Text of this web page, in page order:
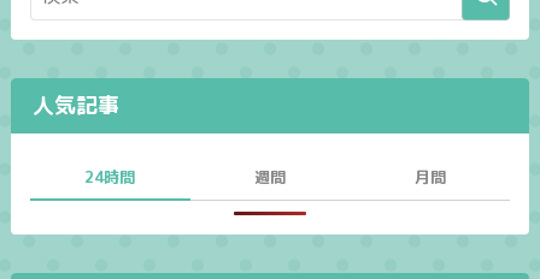
人気記事
24時間 週間 月間